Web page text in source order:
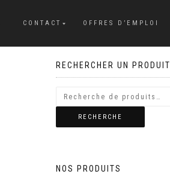
CONTACT OFFRES D’EMPLOI
RECHERCHER UN PRODUIT
RECHERCHE
NOS PRODUITS